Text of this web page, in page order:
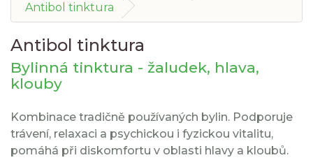
Antibol tinktura
Antibol tinktura
Bylinná tinktura - žaludek, hlava,
klouby
Kombinace tradičně používaných bylin. Podporuje
trávení, relaxaci a psychickou i fyzickou vitalitu,
pomáhá při diskomfortu v oblasti hlavy a kloubů.